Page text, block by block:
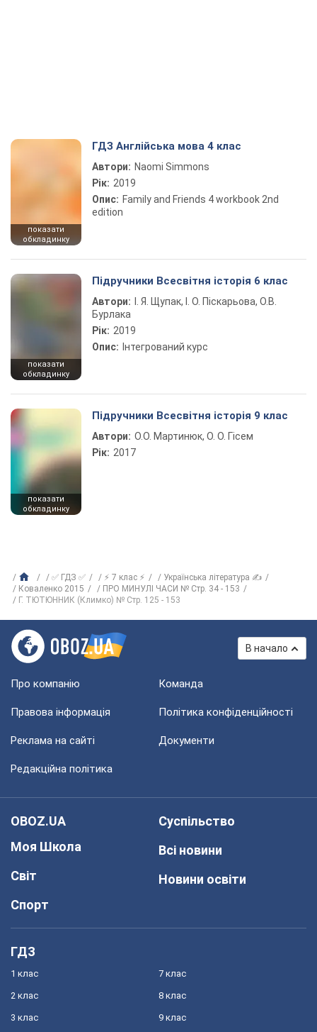
показати
обкладинку
ГДЗ Англійська мова 4 клас
Автори: Naomi Simmons
Рік: 2019
Опис: Family and Friends 4 workbook 2nd
edition
показати
обкладинку
Підручники Всесвітня історія 6 клас
Автори:
І. Я. Щупак, І. О. Піскарьова, О.В.
Бурлака
Рік: 2019
Опис: Інтегрований курс
показати
обкладинку
Підручники Всесвітня історія 9 клас
Автори: О.О. Мартинюк, О. О. Гісем
Рік: 2017
✅ ГДЗ ✅ ⚡ 7 клас ⚡
Українська література ✍
Коваленко 2015
ПРО МИНУЛІ ЧАСИ № Стр. 34 - 153
Г. ТЮТЮННИК (Климко) № Стр. 125 - 153
В начало
Про компанію Команда
Правова інформація Політика конфіденційності
Реклама на сайті Документи
Редакційна політика
OBOZ.UA
Моя Школа
Світ
Спорт
Суспільство
Всі новини
Новини освіти
ГДЗ
1 клас
2 клас
3 клас
7 клас
8 клас
9 клас